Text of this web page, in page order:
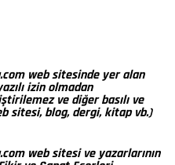
web sitesinde yer alan
izin olmadan
ve diğer basılı ve
sitesi, blog, dergi, kitap vb.)
web sitesi ve yazarlarının